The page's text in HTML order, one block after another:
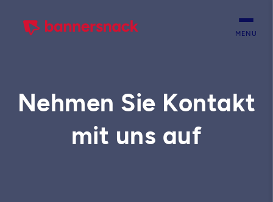
MENU
Nehmen Sie Kontakt
mit uns auf